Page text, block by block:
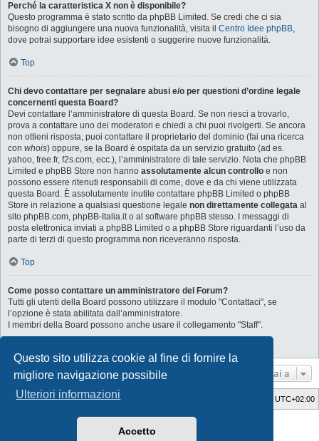
Questo sito utilizza cookie al fine di fornire la
migliore navigazione possibile
Ulteriori informazioni
Accetto
Perché la caratteristica X non è disponibile?
Questo programma è stato scritto da phpBB Limited. Se credi che ci sia
bisogno di aggiungere una nuova funzionalità, visita il Centro Idee phpBB,
dove potrai supportare idee esistenti o suggerire nuove funzionalità.
Top
Chi devo contattare per segnalare abusi e/o per questioni d’ordine legale
concernenti questa Board?
Devi contattare l’amministratore di questa Board. Se non riesci a trovarlo,
prova a contattare uno dei moderatori e chiedi a chi puoi rivolgerti. Se ancora
non ottieni risposta, puoi contattare il proprietario del dominio (fai una ricerca
con whois) oppure, se la Board è ospitata da un servizio gratuito (ad es.
yahoo, free.fr, f2s.com, ecc.), l’amministratore di tale servizio. Nota che phpBB
Limited e phpBB Store non hanno assolutamente alcun controllo e non
possono essere ritenuti responsabili di come, dove e da chi viene utilizzata
questa Board. È assolutamente inutile contattare phpBB Limited o phpBB
Store in relazione a qualsiasi questione legale non direttamente collegata al
sito phpBB.com, phpBB-Italia.it o al software phpBB stesso. I messaggi di
posta elettronica inviati a phpBB Limited o a phpBB Store riguardanti l’uso da
parte di terzi di questo programma non riceveranno risposta.
Top
Come posso contattare un amministratore del Forum?
Tutti gli utenti della Board possono utilizzare il modulo "Contattaci", se
l’opzione è stata abilitata dall’amministratore.
I membri della Board possono anche usare il collegamento "Staff".
Vai a
Indice UTC+02:00
GTA game
phpBB® Forum Software © phpBB Limited